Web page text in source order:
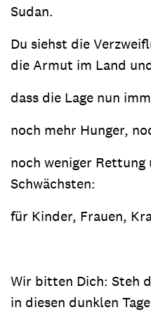
Sudan.
Du siehst die
die Armut im Land
dass die Lage nun
noch mehr Hunger,
noch weniger
Schwächsten:
für Kinder, Frauen,
Wir bitten Dich: Steh
in diesen dunklen